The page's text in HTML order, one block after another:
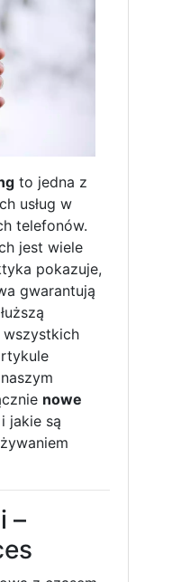
to jedna z
usług w
telefonów.
jest wiele
pokazuje,
gwarantują
nowe
i jakie są
–